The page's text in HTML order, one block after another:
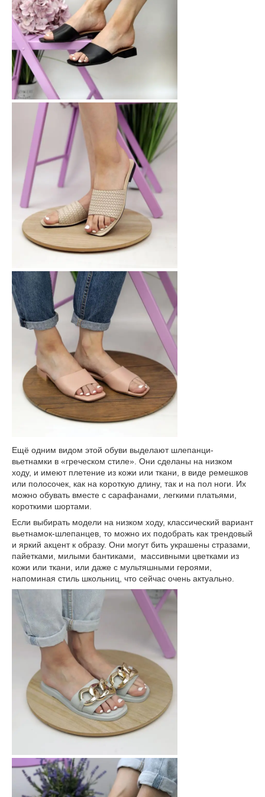
Ещё одним видом этой обуви выделают шлепанци-
вьетнамки в «греческом стиле». Они сделаны на низком
ходу, и имеют плетение из кожи или ткани, в виде ремешков
или полосочек, как на короткую длину, так и на пол ноги. Их
можно обувать вместе с сарафанами, легкими платьями,
короткими шортами.
Если выбирать модели на низком ходу, классический вариант
вьетнамок-шлепанцев, то можно их подобрать как трендовый
и яркий акцент к образу. Они могут бить украшены стразами,
пайетками, милыми бантиками, массивными цветками из
кожи или ткани, или даже с мультяшными героями,
напоминая стиль школьниц, что сейчас очень актуально.